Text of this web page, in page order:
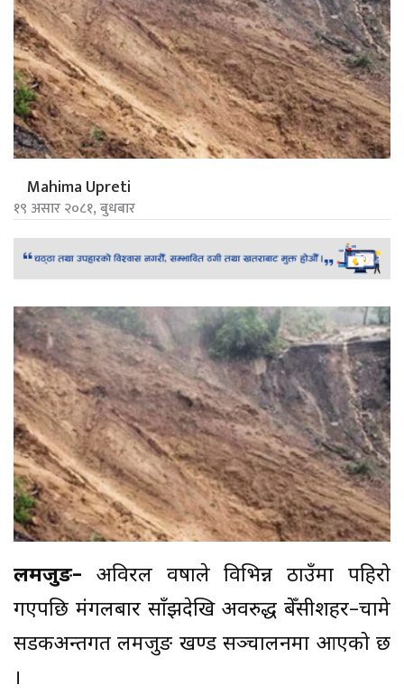
Mahima Upreti
१९ असार २०८१, बुधबार
लमजुङ– अविरल वर्षाले विभिन्न ठाउँमा पहिरो
गएपछि मंगलबार साँझदेखि अवरुद्ध बेँसीशहर–चामे
सडकअन्तर्गत लमजुङ खण्ड सञ्चालनमा आएको छ
।